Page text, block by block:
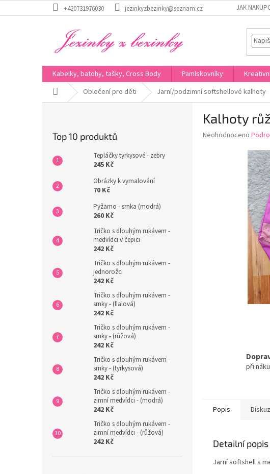
na
+420731976030 jezinkyzbezinky@seznam.cz JAK
Kabelky, batohy, tašky, Cross Body Pamlskovníky
Domů Oblečení pro děti Jarní/podzimní softshellové kalhoty
Top 10 produktů
Tepláčky tyrkysové - zebry
245 Kč
Obrázky k vymalování
70 Kč
Pyžamo - srnka (modrá)
260 Kč
Tričko s dlouhým rukávem -
medvídci v čepici
242 Kč
Tričko s dlouhým rukávem -
jednorožci
242 Kč
Tričko s dlouhým rukávem -
srnky - (fialová)
242 Kč
Tričko s dlouhým rukávem -
srnky - (růžová)
242 Kč
Tričko s dlouhým rukávem -
srnky - (tyrkysová)
242 Kč
Tričko s dlouhým rukávem -
zimní medvídci - (modrá)
242 Kč
Tričko s dlouhým rukávem -
zimní medvídci - (růžová)
242 Kč
Kalhoty
Průměrné
Neohodnoceno
při
Popis
Detailní
Jarní softshell s